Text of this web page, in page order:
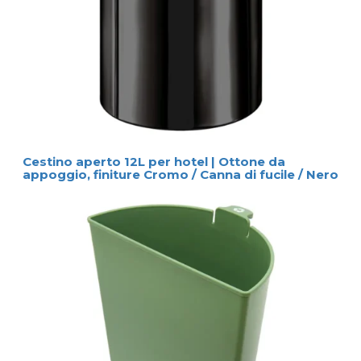
Cestino aperto 12L per hotel | Ottone da
appoggio, finiture Cromo / Canna di fucile / Nero